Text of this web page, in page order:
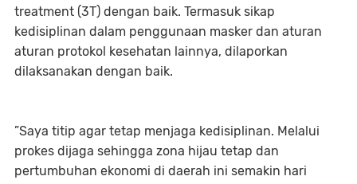
treatment (3T) dengan baik. Termasuk sikap
kedisiplinan dalam penggunaan masker dan aturan
aturan protokol kesehatan lainnya, dilaporkan
dilaksanakan dengan baik.
”Saya titip agar tetap menjaga kedisiplinan. Melalui
prokes dijaga sehingga zona hijau tetap dan
pertumbuhan ekonomi di daerah ini semakin hari